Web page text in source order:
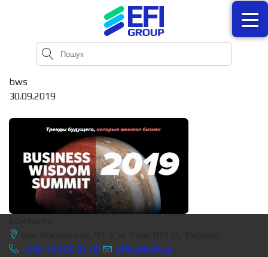
bws
30.09.2019
+380 44 596 01 03
office@efi.ua